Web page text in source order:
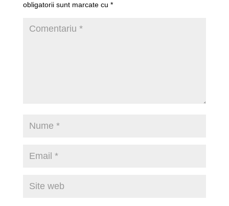
obligatorii sunt marcate cu *